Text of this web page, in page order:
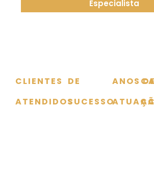
Especialista
CLIENTES
ATENDIDOS
DE
SUCESSO
ANOS DE